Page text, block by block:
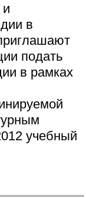
в
подать
в рамках
учебный